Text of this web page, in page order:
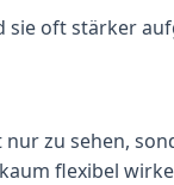
oft stärker
zu sehen,
flexibel